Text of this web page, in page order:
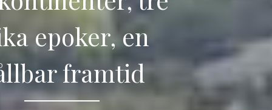
epoker, en
framtid